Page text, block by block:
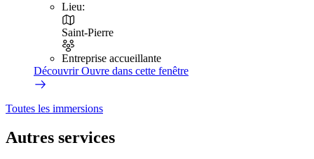
Lieu:
Saint-Pierre
Entreprise accueillante
DécouvrirOuvre dans cette fenêtre
Toutes les immersions
Autres services